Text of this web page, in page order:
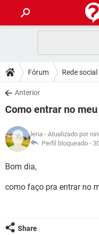
CELULAR
OUTLOOK
INSTAGRAM
GUIA DE COMPRAS
DICAS
JOGOS
INSTAGRAM
GUIA DE COMPRAS
DOWNLOADS
JOGOS
CELULAR
OUTLOOK
INSTAGRAM
JOGOS
CELULAR
OUTLOOK
INSTAGRAM
GLOSSÁRIO
JOGOS
GUIA DE COMPRAS
Fórum Rede social
Anterior
Como entrar no
lena - Atualizado por
Perfil bloqueado -
Bom dia,
como faço pra entrar no
Share